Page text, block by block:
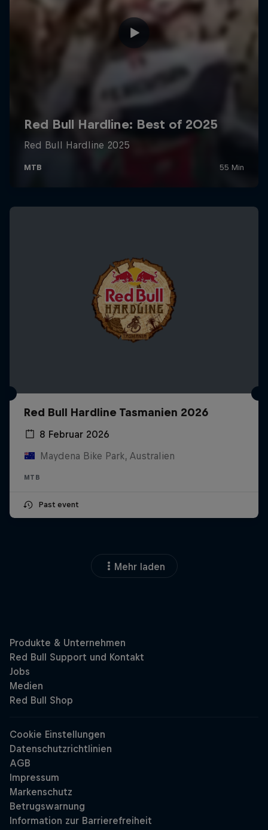
Red Bull Hardline Tasmanien 2026
8 Februar 2026
Maydena Bike Park, Australien
MTB
Past event
Mehr laden